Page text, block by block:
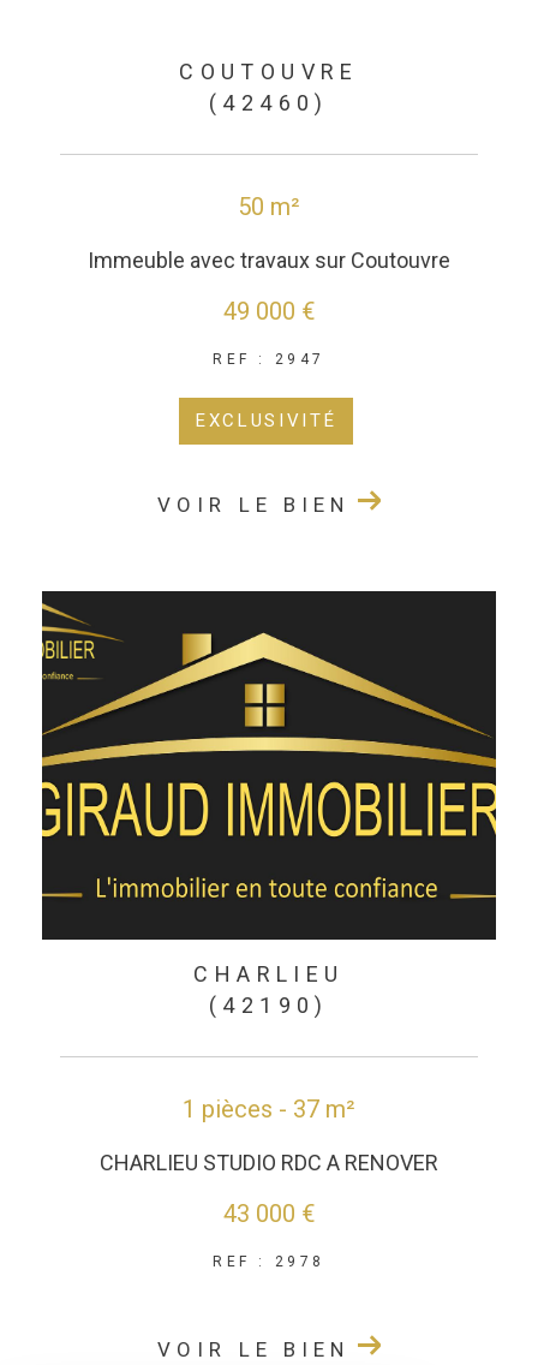
COUTOUVRE
(42460)
50 m²
Immeuble avec travaux sur Coutouvre
49 000 €
REF : 2947
EXCLUSIVITÉ
VOIR LE BIEN
CHARLIEU
(42190)
1 pièces - 37 m²
CHARLIEU STUDIO RDC A RENOVER
43 000 €
REF : 2978
VOIR LE BIEN